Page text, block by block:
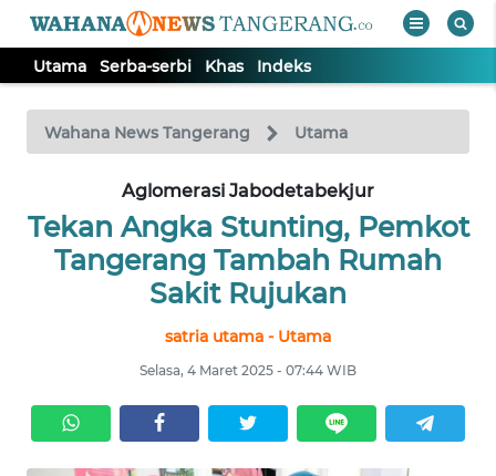
Utama Serba-serbi Khas Indeks
Wahana News Tangerang Utama
Aglomerasi Jabodetabekjur
Tekan Angka Stunting, Pemkot
Tangerang Tambah Rumah
Sakit Rujukan
satria utama - Utama
Selasa, 4 Maret 2025 - 07:44 WIB
TV
Tutup
SERBA-
Informasi